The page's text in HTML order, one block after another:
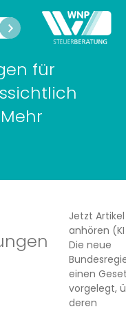
für
Jetzt
anhören
Die neue
einen
vorgelegt,
deren